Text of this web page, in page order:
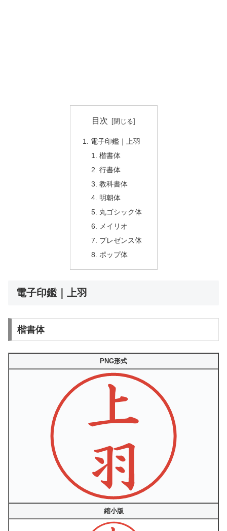
目次
電子印鑑｜上羽
楷書体
行書体
教科書体
明朝体
丸ゴシック体
メイリオ
プレゼンス体
ポップ体
電子印鑑｜上羽
楷書体
PNG形式
縮小版